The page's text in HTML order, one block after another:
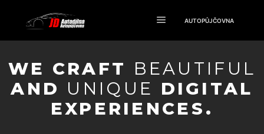
AUTOPŮJČOVNA
WE CRAFT BEAUTIFUL
AND UNIQUE DIGITAL
EXPERIENCES.